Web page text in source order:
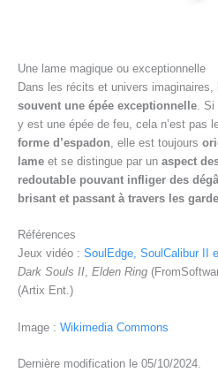
Une lame magique ou exceptionnelle
Dans les récits et univers imaginaires,
souvent une épée exceptionnelle .
y est une épée de feu, cela n’est pas
forme d’espadon , elle est toujours
lame et se distingue par un aspect
redoutable pouvant infliger des
brisant et passant à travers les
Références
Jeux vidéo : SoulEdge, SoulCalibur II
Dark Souls II, Elden Ring
(Artix Ent.)
Image : Wikimedia Commons
Dernière modification le 05/10/2024.